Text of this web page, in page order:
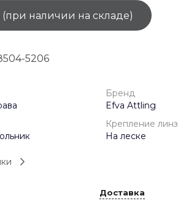
092 4274
пр-т
19:00
19:00
(при наличии на складе)
5206
Бренд
Efva Attling
Крепление линз
На леске
Доставка